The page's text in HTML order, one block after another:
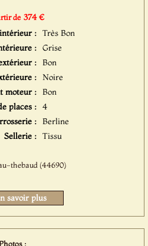
de 374 €
: Très Bon
: Grise
: Bon
: Noire
moteur : Bon
places : 4
: Berline
Sellerie : Tissu
thebaud (44690)
savoir plus
: